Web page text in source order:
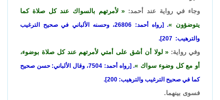
وجاء في رواية عند أحمد:
لأمرتهم بالسواك عند كل صلاة كما
يتوضؤون
. [رواه أحمد: 26806، وحسنه الألباني في صحيح الترغيب
والترهيب: 207].
وفي رواية:
لولا أن أشق على أمتي لأمرتهم عند كل صلاة بوضوء،
أو مع كل وضوء سواك
. [رواه أحمد: 7504، وقال الألباني: حسن صحيح
كما في صحيح الترغيب والترهيب: 200].
فسوى بينهما.